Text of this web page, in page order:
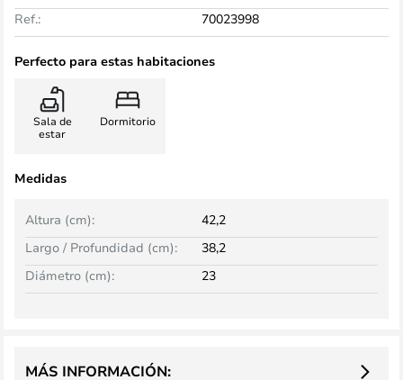
Ref.:
70023998
Perfecto para estas habitaciones
Sala de
estar
Dormitorio
Medidas
Altura (cm):
42,2
Largo / Profundidad (cm):
38,2
Diámetro (cm):
23
MÁS INFORMACIÓN: